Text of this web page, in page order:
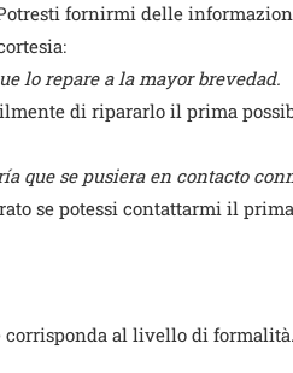
fornirmi delle
lo repare a la mayor brevedad.
di ripararlo il prima
que se pusiera en contacto
se potessi contattarmi il
corrisponda al livello di formalità.